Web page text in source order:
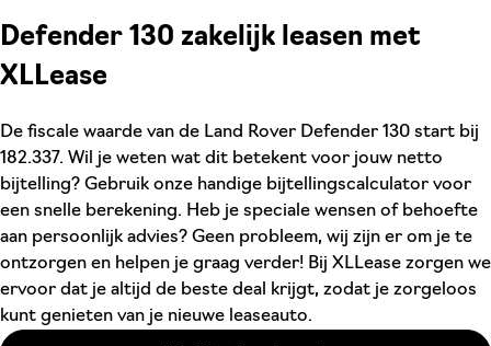
Defender 130 zakelijk leasen met
XLLease
De fiscale waarde van de Land Rover Defender 130 start bij
182.337. Wil je weten wat dit betekent voor jouw netto
bijtelling? Gebruik onze handige bijtellingscalculator voor
een snelle berekening. Heb je speciale wensen of behoefte
aan persoonlijk advies? Geen probleem, wij zijn er om je te
ontzorgen en helpen je graag verder! Bij XLLease zorgen we
ervoor dat je altijd de beste deal krijgt, zodat je zorgeloos
kunt genieten van je nieuwe leaseauto.